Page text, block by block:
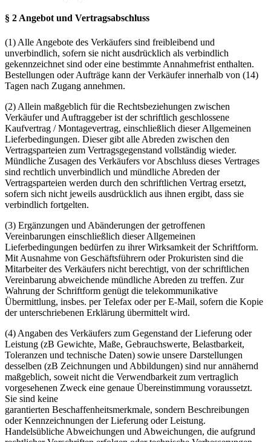
§ 2 Angebot und Vertragsabschluss
(1) Alle Angebote des Verkäufers sind freibleibend und
unverbindlich, sofern sie nicht ausdrücklich als verbindlich
gekennzeichnet sind oder eine bestimmte Annahmefrist enthalten.
Bestellungen oder Aufträge kann der Verkäufer innerhalb von (14)
Tagen nach Zugang annehmen.
(2) Allein maßgeblich für die Rechtsbeziehungen zwischen
Verkäufer und Auftraggeber ist der schriftlich geschlossene
Kaufvertrag / Montagevertrag, einschließlich dieser Allgemeinen
Lieferbedingungen. Dieser gibt alle Abreden zwischen den
Vertragsparteien zum Vertragsgegenstand vollständig wieder.
Mündliche Zusagen des Verkäufers vor Abschluss dieses Vertrages
sind rechtlich unverbindlich und mündliche Abreden der
Vertragsparteien werden durch den schriftlichen Vertrag ersetzt,
sofern sich nicht jeweils ausdrücklich aus ihnen ergibt, dass sie
verbindlich fortgelten.
(3) Ergänzungen und Abänderungen der getroffenen
Vereinbarungen einschließlich dieser Allgemeinen
Lieferbedingungen bedürfen zu ihrer Wirksamkeit der Schriftform.
Mit Ausnahme von Geschäftsführern oder Prokuristen sind die
Mitarbeiter des Verkäufers nicht berechtigt, von der schriftlichen
Vereinbarung abweichende mündliche Abreden zu treffen. Zur
Wahrung der Schriftform genügt die telekommunikative
Übermittlung, insbes. per Telefax oder per E-Mail, sofern die Kopie
der unterschriebenen Erklärung übermittelt wird.
(4) Angaben des Verkäufers zum Gegenstand der Lieferung oder
Leistung (zB Gewichte, Maße, Gebrauchswerte, Belastbarkeit,
Toleranzen und technische Daten) sowie unsere Darstellungen
desselben (zB Zeichnungen und Abbildungen) sind nur annähernd
maßgeblich, soweit nicht die Verwendbarkeit zum vertraglich
vorgesehenen Zweck eine genaue Übereinstimmung voraussetzt.
Sie sind keine
garantierten Beschaffenheitsmerkmale, sondern Beschreibungen
oder Kennzeichnungen der Lieferung oder Leistung.
Handelsübliche Abweichungen und Abweichungen, die aufgrund